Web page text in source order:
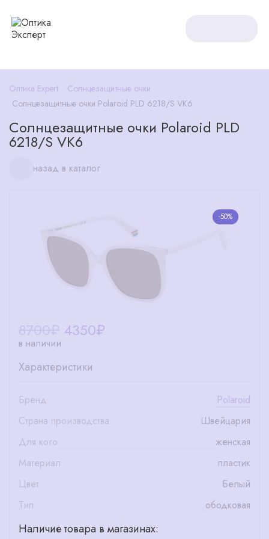
Оптика Expert
Солнцезащитные очки
Солнцезащитные очки Polaroid PLD 6218/S VK6
Солнцезащитные очки Polaroid PLD
6218/S VK6
назад в каталог
-50%
4350₽
в наличии
Характеристики
Бренд
Polaroid
Страна производства
Швейцария
Для кого
женская
Материал
пластик
Цвет
Белый
Тип
ободковая
Наличие товара в магазинах: